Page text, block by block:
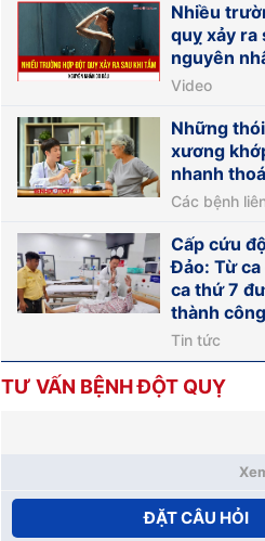
Nhiều
quỵ xảy ra
nguyên
Video
Những
xương
nhanh
Các bệnh
Cấp cứu
Đảo: Từ
ca thứ 7
thành công
Tin tức
TƯ VẤN BỆNH ĐỘT QUỴ
ĐẶT CÂU HỎI